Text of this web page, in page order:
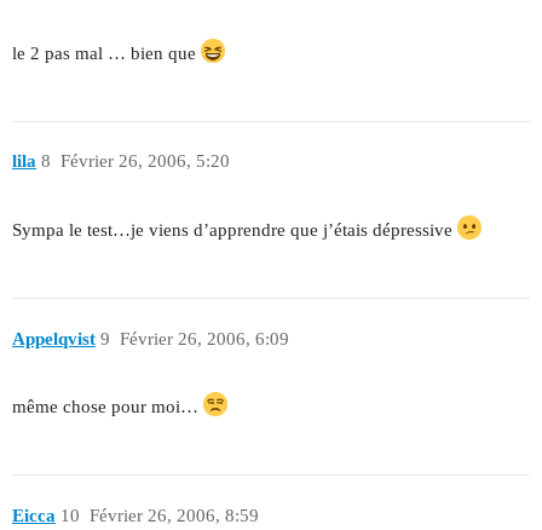
le 2 pas mal … bien que
lila Février 26, 2006, 5:20
8
Sympa le test…je viens d’apprendre que j’étais dépressive
Appelqvist Février 26, 2006, 6:09
9
même chose pour moi…
Eicca Février 26, 2006, 8:59
10